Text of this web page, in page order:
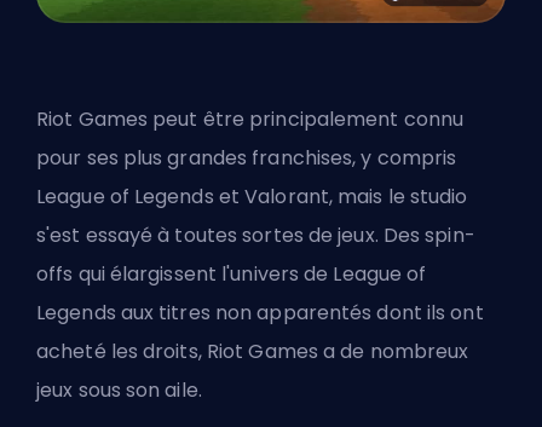
Riot Games peut être principalement connu
pour ses plus grandes franchises, y compris
League of Legends et Valorant, mais le studio
s'est essayé à toutes sortes de jeux. Des spin-
offs qui élargissent l'univers de League of
Legends aux titres non apparentés dont ils ont
acheté les droits, Riot Games a de nombreux
jeux sous son aile.